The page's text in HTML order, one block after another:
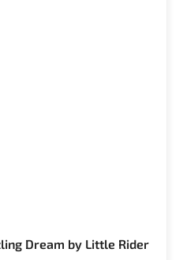
Dream by Little Rider